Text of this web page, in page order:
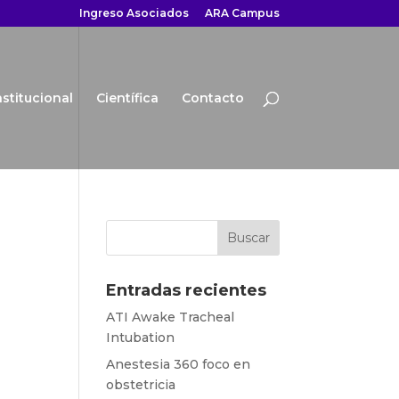
Ingreso Asociados ARA Campus
Científica Contacto
Entradas recientes
ATI Awake Tracheal
Intubation
Anestesia 360 foco en
obstetricia